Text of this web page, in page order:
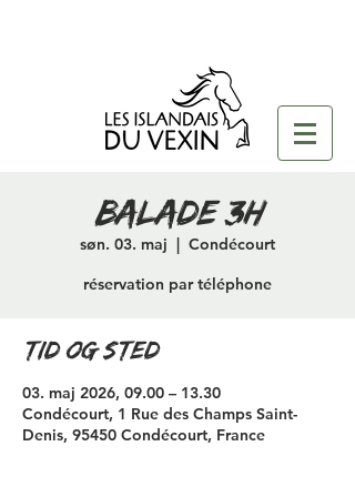
Balade 3H
søn. 03. maj
  |
Condécourt
réservation par téléphone
Tid og sted
03. maj 2026, 09.00 – 13.30
Condécourt, 1 Rue des Champs Saint-
Denis, 95450 Condécourt, France